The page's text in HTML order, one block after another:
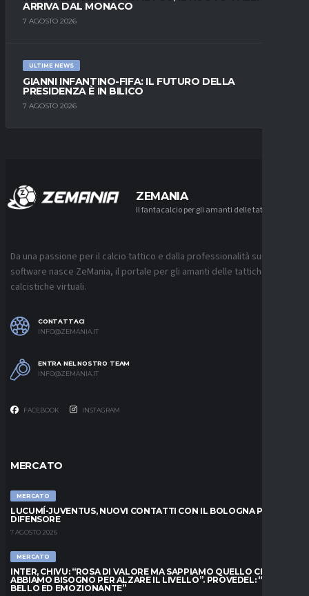
ARRIVA DAL MONACO
7 AGOSTO 2026
ULTIME NEWS
GIANNI INFANTINO-FIFA: IL FUTURO DELLA
PRESIDENZA È IN BILICO
7 AGOSTO 2026
ZEMANIA
Il fantacalcio per gli amanti delle tattiche
Da una passione per il calcio tattico e dalla professionalità sui
software nasce ZeMania, il portale per gli amanti delle tattiche
calcistiche virtuali.
CONTATTACI
INFO@ZEMANIA.IT
ENTRA NEL NOSTRO TEAM
INFO@ZEMANIA.IT
FACEBOOK INSTAGRAM
MERCATO
MERCATO
LUCUMÍ-JUVENTUS, NUOVI CONTATTI CON IL BOLOGNA PER IL
DIFENSORE
7 AGOSTO 2026
MERCATO
INTER, CHIVU: “ROSA DI VALORE MA SAPPIAMO QUELLO CHE
ABBIAMO BISOGNO PER ALZARE IL LIVELLO”. PROVEDEL: “MESE
BELLO ED EMOZIONANTE”